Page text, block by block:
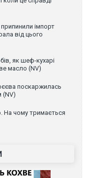
імпорт
від цього
як шеф-кухарі
масло (NV)
поскаржилась
(NV)
На чому тримається